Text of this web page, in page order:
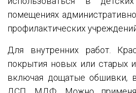
помещениях
профилактических
Для внутренних работ.
покрытия новых или старых
включая дощатые обшивки,